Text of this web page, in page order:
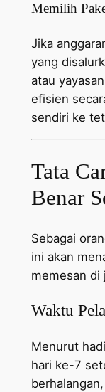
Memilih
Jika
yang
atau
efisien
sendiri ke
Tata
Benar
Sebagai
ini akan
memesan di
Waktu
Menurut
hari ke-7